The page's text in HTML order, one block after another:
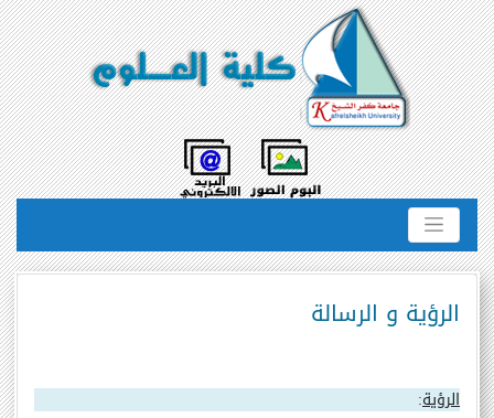
الرؤية و الرسالة
الرؤية: